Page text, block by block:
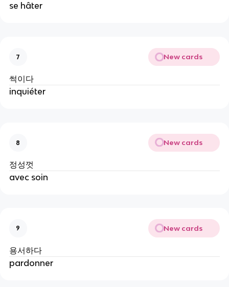
se hâter
7 New cards
썩이다
inquiéter
8 New cards
정성껏
avec soin
9 New cards
용서하다
pardonner